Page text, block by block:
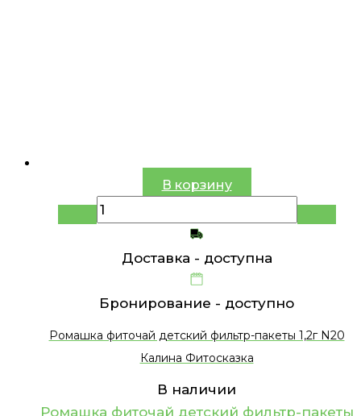
В корзину
Доставка - доступна
Бронирование - доступно
Ромашка фиточай детский фильтр-пакеты 1,2г N20
Калина Фитосказка
В наличии
Ромашка фиточай детский фильтр-пакеты